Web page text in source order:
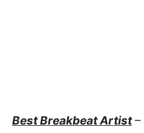
Best Breakbeat Artist–